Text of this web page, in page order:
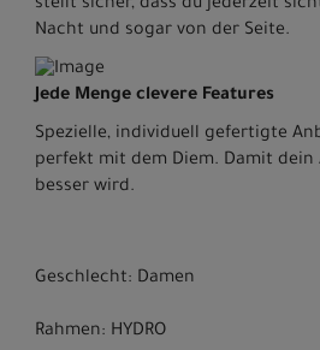
stellt sicher, dass du jederzeit
Nacht und sogar von der Seite.
Jede Menge clevere Features
Spezielle, individuell gefertigte
perfekt mit dem Diem. Damit dein
besser wird.
Geschlecht: Damen
Rahmen: HYDRO